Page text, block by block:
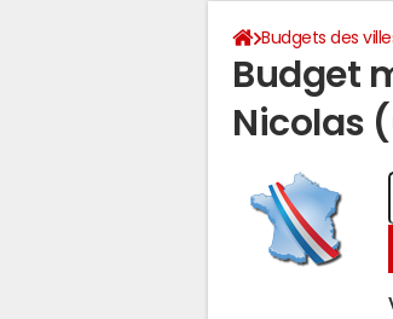
Budgets des
Budget
Nicolas